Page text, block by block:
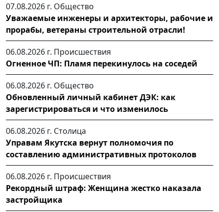
07.08.2026 г. Общество
Уважаемые инженеры и архитекторы, рабочие и
прорабы, ветераны строительной отрасли!
06.08.2026 г. Происшествия
Огненное ЧП: Пламя перекинулось на соседей
06.08.2026 г. Общество
Обновленный личный кабинет ДЭК: как
зарегистрироваться и что изменилось
06.08.2026 г. Столица
Управам Якутска вернут полномочия по
составлению административных протоколов
06.08.2026 г. Происшествия
Рекордный штраф: Женщина жестко наказала
застройщика